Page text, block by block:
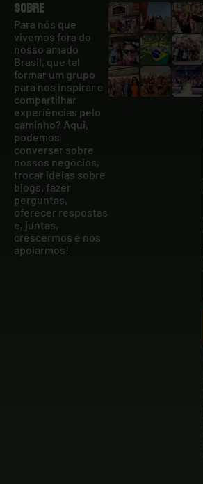
Sobre
Para nós que
vivemos fora do
nosso amado
Brasil, que tal
formar um grupo
para nos inspirar e
compartilhar
experiências pelo
caminho? Aqui,
podemos
conversar sobre
nossos negócios,
trocar ideias sobre
blogs, fazer
perguntas,
oferecer respostas
e, juntas,
crescermos e nos
apoiarmos!